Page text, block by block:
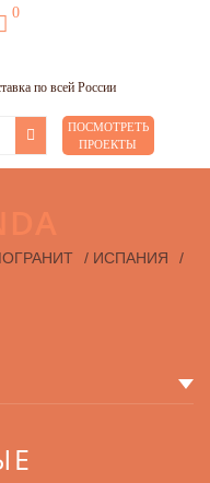
0
по всей России
ПОСМОТРЕТЬ
ПРОЕКТЫ
/ ИСПАНИЯ
/